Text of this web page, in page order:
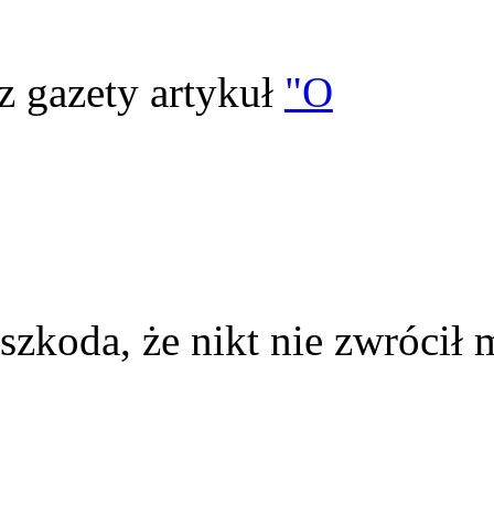
gazety artykuł "O
że nikt nie zwrócił